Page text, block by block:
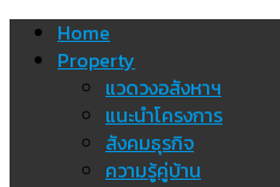
Skip Home
Property
แวดวงอสังหาฯ
แนะนำโครงการ
สังคมธุรกิจ
ความรู้คู่บ้าน